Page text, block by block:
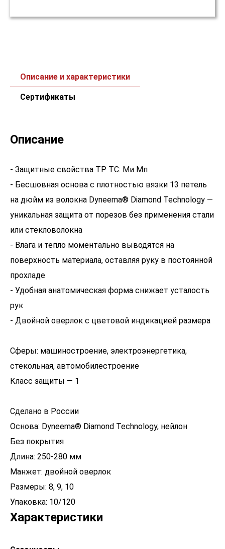
Описание и характеристики
Сертификаты
Описание
- Защитные свойства ТР ТС: Ми Мп
- Бесшовная основа с плотностью вязки 13 петель
на дюйм из волокна Dyneema® Diamond Technology —
уникальная защита от порезов без применения стали
или стекловолокна
- Влага и тепло моментально выводятся на
поверхность материала, оставляя руку в постоянной
прохладе
- Удобная анатомическая форма снижает усталость
рук
- Двойной оверлок с цветовой индикацией размера
Сферы: машиностроение, электроэнергетика,
стекольная, автомобилестроение
Класс защиты — 1
Сделано в России
Основа: Dyneema® Diamond Technology, нейлон
Без покрытия
Длина: 250-280 мм
Манжет: двойной оверлок
Размеры: 8, 9, 10
Упаковка: 10/120
Характеристики